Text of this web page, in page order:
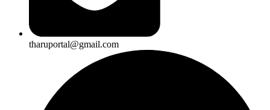
tharuportal@gmail.com